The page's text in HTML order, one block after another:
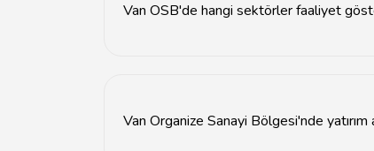
Van OSB'de hangi sektörler faaliyet
Van Organize Sanayi Bölgesi'nde yatırım